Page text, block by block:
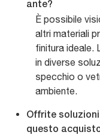
ante?
È possibile
altri materiali
finitura ideale.
in diverse
specchio o
ambiente.
Offrite
questo